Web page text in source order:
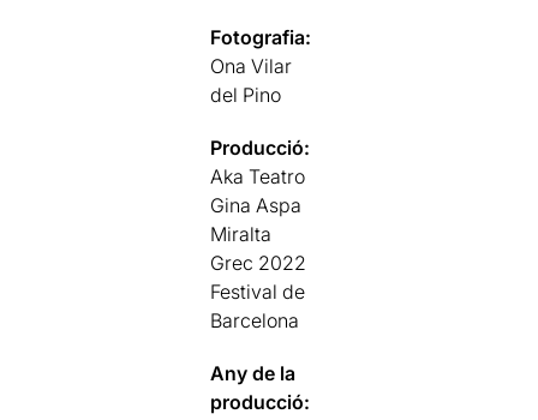
Fotografia:
Ona Vilar
del Pino
Producció:
Aka Teatro
Gina Aspa
Miralta
Grec 2022
Festival de
Barcelona
Any de la
producció: